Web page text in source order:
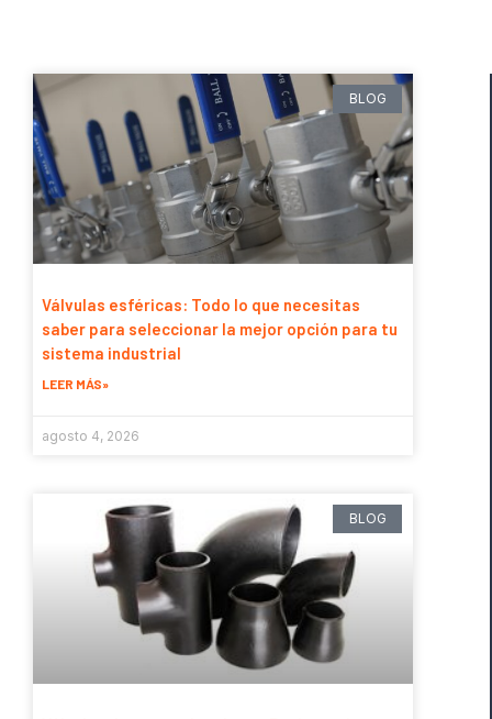
BLOG
Válvulas esféricas: Todo lo que necesitas
saber para seleccionar la mejor opción para tu
sistema industrial
LEER MÁS»
agosto 4, 2026
BLOG